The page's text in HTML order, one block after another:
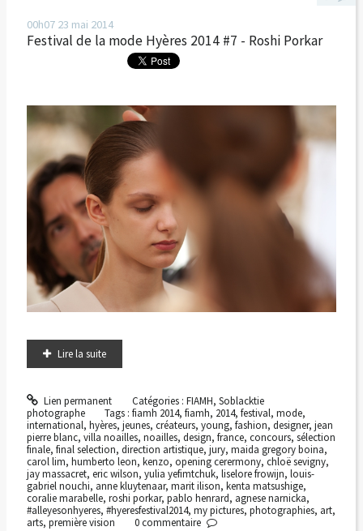
00h07 23 mai 2014
Festival de la mode Hyères 2014 #7 - Roshi Porkar
Lire la suite
Lien permanent Catégories : FIAMH, Soblacktie
photographe
Tags :fiamh 2014,fiamh, 2014,festival,mode,
international, hyères, jeunes, créateurs, young, fashion, designer, jean
pierre blanc, villa noailles, noailles, design, france, concours, sélection
finale, final selection, direction artistique, jury, maida gregory boina,
carol lim, humberto leon, kenzo, opening cerermony, chloë sevigny,
jay massacret, eric wilson, yulia yefimtchuk, liselore frowijn, louis-
gabriel nouchi, anne kluytenaar, marit ilison, kenta matsushige,
coralie marabelle, roshi porkar, pablo henrard, agnese narnicka,
#alleyesonhyeres, #hyeresfestival2014, my pictures, photographies, art,
arts, première vision 0commentaire